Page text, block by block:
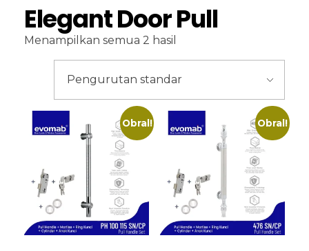
Elegant Door Pull
Menampilkan semua 2 hasil
Obral! Obral!